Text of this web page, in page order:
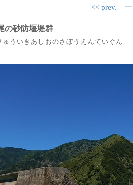
<< prev.
の砂防堰堤群
ういきあしおのさぼうえんていぐん